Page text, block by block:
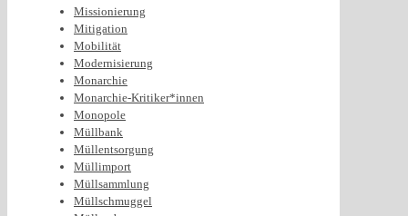
Missionierung
Mitigation
Mobilität
Modernisierung
Monarchie
Monarchie-Kritiker*innen
Monopole
Müllbank
Müllentsorgung
Müllimport
Müllsammlung
Müllschmuggel